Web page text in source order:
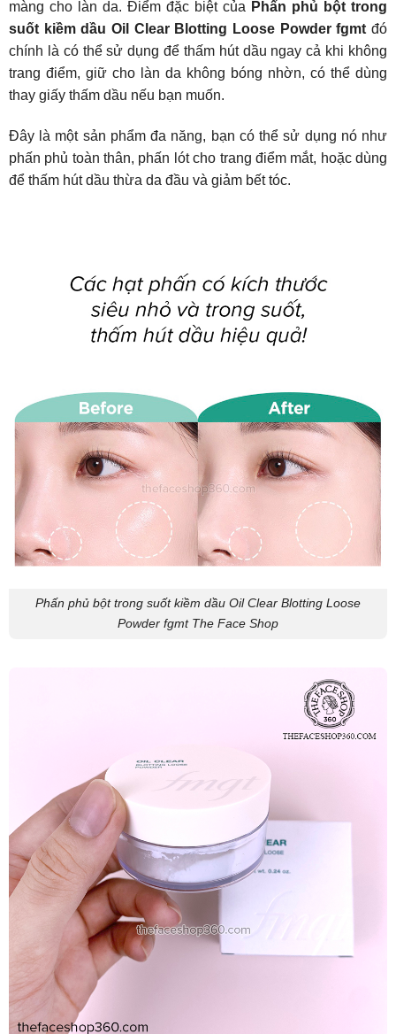
màng cho làn da. Điểm đặc biệt của Phấn phủ bột trong
suốt kiềm dầu Oil Clear Blotting Loose Powder fgmt đó
chính là có thể sử dụng để thấm hút dầu ngay cả khi không
trang điểm, giữ cho làn da không bóng nhờn, có thể dùng
thay giấy thấm dầu nếu bạn muốn.
Đây là một sản phẩm đa năng, bạn có thể sử dụng nó như
phấn phủ toàn thân, phấn lót cho trang điểm mắt, hoặc dùng
để thấm hút dầu thừa da đầu và giảm bết tóc.
Phấn phủ bột trong suốt kiềm dầu Oil Clear Blotting Loose
Powder fgmt The Face Shop